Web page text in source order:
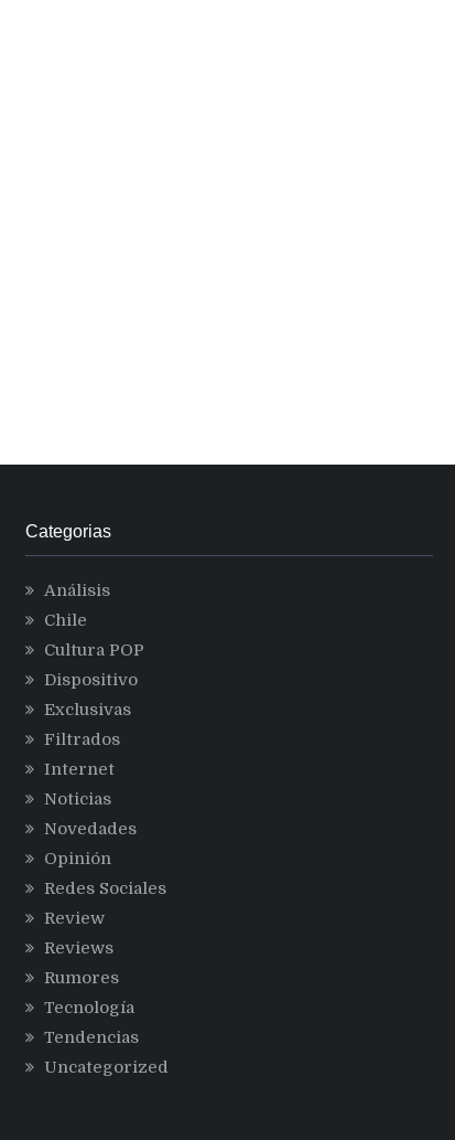
Categorias
Análisis
Chile
Cultura POP
Dispositivo
Exclusivas
Filtrados
Internet
Noticias
Novedades
Opinión
Redes Sociales
Review
Reviews
Rumores
Tecnología
Tendencias
Uncategorized